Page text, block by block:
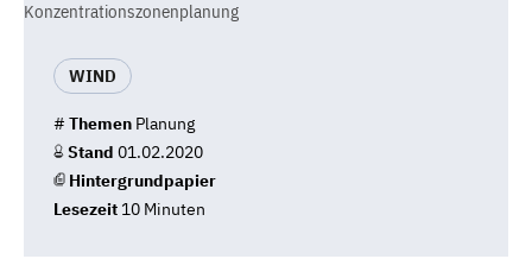
WIND
# Themen Planung
Stand 01.02.2020
Hintergrundpapier
Lesezeit 10 Minuten